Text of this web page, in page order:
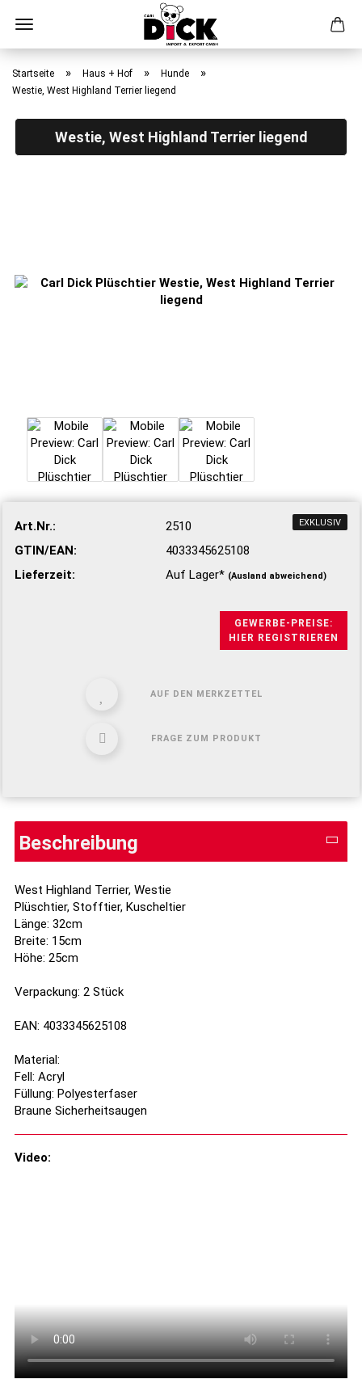
Direkt
zum
Hauptinhalt
Startseite » Haus + Hof » Hunde »
Westie, West Highland Terrier liegend
Westie, West Highland Terrier liegend
EXKLUSIV
Art.Nr.:
2510
GTIN/EAN:
4033345625108
Lieferzeit:
Auf Lager* (Ausland abweichend)
GEWERBE-PREISE:
HIER REGISTRIEREN
AUF DEN MERKZETTEL
FRAGE ZUM PRODUKT
Beschreibung
West Highland Terrier, Westie
Plüschtier, Stofftier, Kuscheltier
Länge: 32cm
Breite: 15cm
Höhe: 25cm
Verpackung: 2 Stück
EAN: 4033345625108
Material:
Fell: Acryl
Füllung: Polyesterfaser
Braune Sicherheitsaugen
Video: